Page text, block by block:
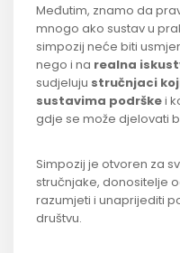
Međutim, znamo da
mnogo ako sustav u
simpozij neće biti
nego i na realna
sudjeluju stručnjaci
sustavima podrškei
gdje se može djelovati
Simpozij je otvoren za
stručnjake, donositelje
razumjeti i unaprijediti
društvu.